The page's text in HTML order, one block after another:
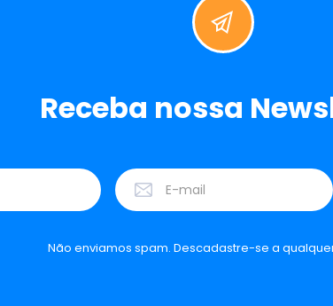
Receba nossa
Não enviamos spam. Descadastre-se a